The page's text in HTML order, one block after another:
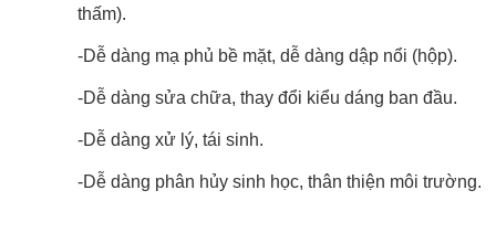
thấm).
-Dễ dàng mạ phủ bề mặt, dễ dàng dập nổi (hộp).
-Dễ dàng sửa chữa, thay đổi kiểu dáng ban đầu.
-Dễ dàng xử lý, tái sinh.
-Dễ dàng phân hủy sinh học, thân thiện môi trường.